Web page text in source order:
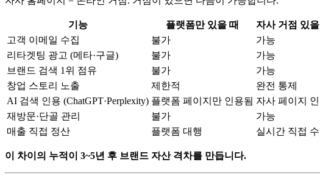
기능 플랫폼만 있을 때
자사 거점 있을
고객 이메일 수집
불가
가능
리타겟팅 광고 (메타·구글)
불가
가능
브랜드 검색 1위 점유
불가
가능
창업 스토리 노출
제한적
완전 통제
AI 검색 인용 (ChatGPT·Perplexity) 플랫폼 페이지만 인용됨 자사 페이지
재방문·단골 관리
불가
가능
매출 직접 정산
플랫폼 대행 실시간 직접 수
이 차이의 누적이 3~5년 후 브랜드 자산 격차를 만듭니다.